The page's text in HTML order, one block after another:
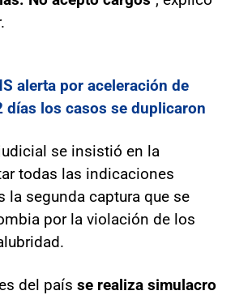
alerta por aceleración de
días los casos se duplicaron
se insistió en la
todas las indicaciones
la segunda captura que se
por la violación de los
del país se realiza simulacro